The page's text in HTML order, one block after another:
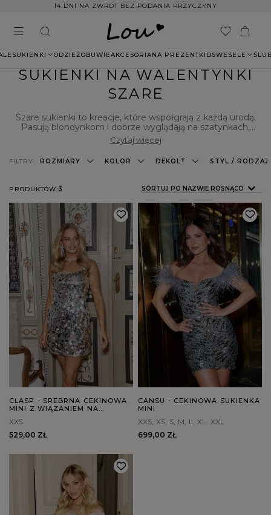
14 DNI NA ZWROT BEZ PODANIA PRZYCZYNY
SUKIENKI ODZIEŻOBUWIEAKCESORIANA PREZENTKIDSWESELE
SUKIENKI NA WALENTYNKI
SZARE
Szare sukienki to kreacje, które współgrają z każdą urodą.
Pasują blondynkom i dobrze wyglądają na szatynkach,
brunetkach i kobietach rudych. Ten kolor możesz
wykorzystać w stylizacjach na wiele okazji. W polskim
sklepie internetowym Lou znajdziesz szare
sukienki na
walentynki. To modele, które są dostępne w różnych
mini, midi lub maxi. Niektóre z nich błyszczą, a inne są
ozdobione delikatnym haftem. Sprawdź, jakiesukienki na
walentynki szaredla Ciebie przygotowaliśmy, i wybierz
kreację na ten wyjątkowy dzień.
Czytaj więcej
PRODUKTÓW:3 ZMIEŃ SORTOWANIE
SORTUJ PO NAZWIE ROSNĄCO
FILTRY: ROZMIARY KOLOR DEKOLT STYL / RODZAJ
CLASP - SREBRNA CEKINOWA
MINI Z WIĄZANIEM NA
XXS
529,00 ZŁ
CANSU - CEKINOWA SUKIENKA
MINI
XXS XS S M L XL XXL
699,00 ZŁ